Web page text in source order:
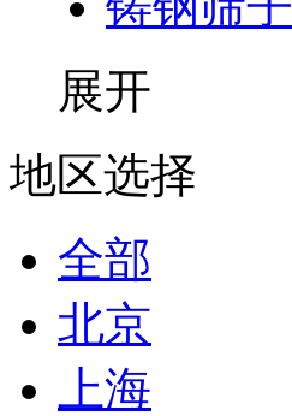
展开
地区选择
全部
北京
上海